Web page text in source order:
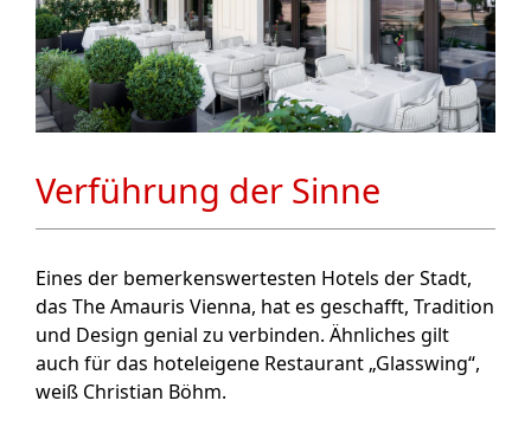
Verführung der Sinne
Eines der bemerkenswertesten Hotels der Stadt,
das The Amauris Vienna, hat es geschafft, Tradition
und Design genial zu verbinden. Ähnliches gilt
auch für das hoteleigene Restaurant „Glasswing“,
weiß Christian Böhm.